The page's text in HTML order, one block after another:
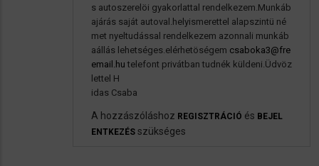
s autoszerelöi gyakorlattal rendelkezem.Munkáb
ajárás saját autoval.helyismerettel alapszintü né
met nyeltudással rendelkezem azonnali munkáb
aállás lehetséges.elérhetöségem csaboka3@fre
email.hu telefont privátban tudnék küldeni.Üdvöz
lettel H
idas Csaba
A hozzászóláshoz REGISZTRÁCIÓ és BEJEL
ENTKEZÉS szükséges